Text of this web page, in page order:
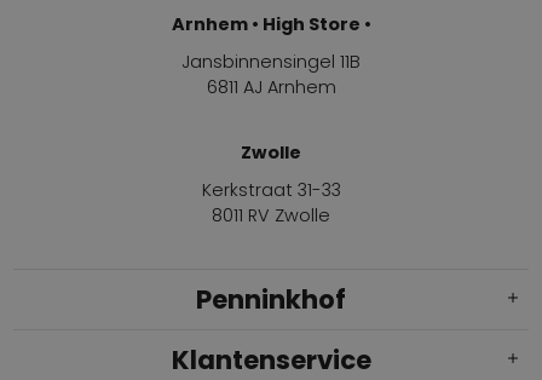
Arnhem • High Store •
Jansbinnensingel 11B
6811 AJ Arnhem
Zwolle
Kerkstraat 31-33
8011 RV Zwolle
Penninkhof
Klantenservice